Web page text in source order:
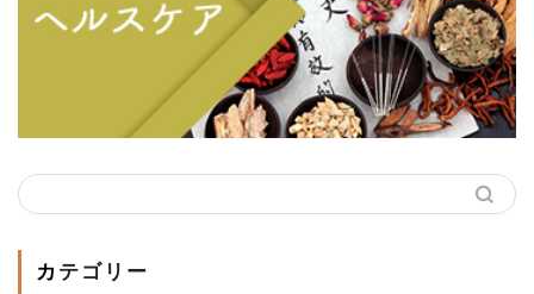
カテゴリー